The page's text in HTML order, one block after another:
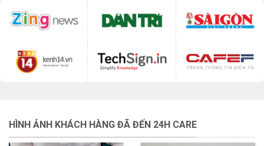
HÌNH ẢNH KHÁCH HÀNG ĐÃ ĐẾN 24H CARE